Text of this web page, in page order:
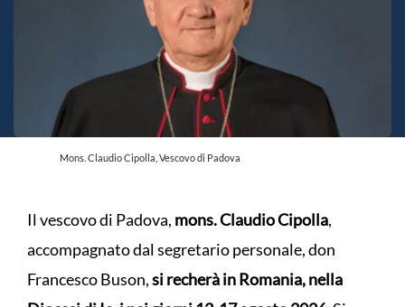
Mons. Claudio Cipolla, Vescovo di Padova
Il vescovo di Padova, mons. Claudio Cipolla,
accompagnato dal segretario personale, don
Francesco Buson,si recherà in Romania, nella